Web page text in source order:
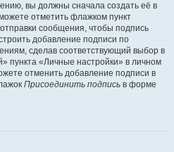
вы должны сначала создать её в
отметить флажком пункт
сообщения, чтобы подпись
добавление подписи по
сделав соответствующий выбор в
пункта «Личные настройки» в личном
отменить добавление подписи в
Присоединить подпись в форме